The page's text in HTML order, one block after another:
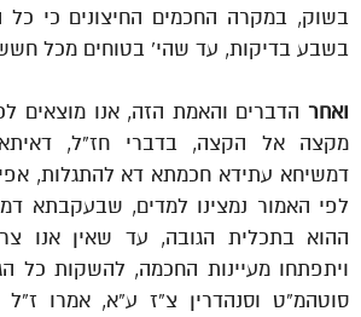
בשוק, במקרה החכמים החיצונים כי כל
בשבע בדיקות, עד שהי’ בטוחים מכל
ואחר הדברים והאמת הזה, אנו מוצאים
מקצה אל הקצה, בדברי חז”ל,
דמשיחא עתידא חכמתא דא להתגלות,
לפי האמור נמצינו למדים, שבעקבתא
ההוא בתכלית הגובה, עד שאין אנו
ויתפתחו מעיינות החכמה, להשקות כל
סוטהמ”ט וסנהדרין צ”ז ע”א, אמרו